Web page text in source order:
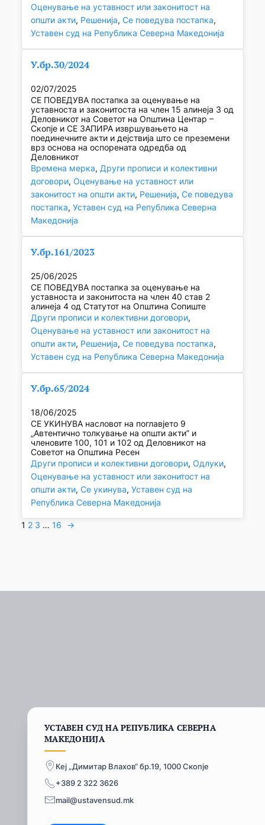
Оценување на уставност или законитост на
општи акти, Решенија, Се поведува постапка
Уставен суд на Република Северна Македонија
У.бр.30/2024
02/07/2025
СЕ ПОВЕДУВА постапка за оценување на
уставноста и законитоста на член 15 алинеја 3 од
Деловникот на Советот на Општина Центар –
Скопје и СЕ ЗАПИРА извршувањето на
поединечните акти и дејствија што се преземени
врз основа на оспорената одредба од
Деловникот
Времена мерка, Други прописи и колективни
договори, Оценување на уставност или
законитост на општи акти, Решенија, Се поведува
постапка, Уставен суд на Република Северна
Македонија
У.бр.161/2023
25/06/2025
СЕ ПОВЕДУВА постапка за оценување на
уставноста и законитоста на член 40 став 2
алинеја 4 од Статутот на Општина Сопиште
Други прописи и колективни договори
Оценување на уставност или законитост на
општи акти, Решенија, Се поведува постапка
Уставен суд на Република Северна Македонија
У.бр.65/2024
18/06/2025
СЕ УКИНУВА насловот на поглавјето 9
„Автентично толкување на општи акти” и
членовите 100, 101 и 102 од Деловникот на
Советот на Општина Ресен
Други прописи и колективни договори, Одлуки
Оценување на уставност или законитост на
општи акти, Се укинува, Уставен суд на
Република Северна Македонија
1 2 3 … 16 →
УСТАВЕН СУД НА РЕПУБЛИКА СЕВЕРНА
МАКЕДОНИЈА
Кеј „Димитар Влахов“ бр.19, 1000 Скопје
+389 2 322 3626
mail@ustavensud.mk